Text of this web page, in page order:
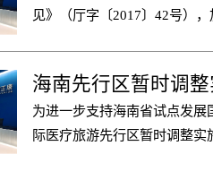
见》（厅字〔2017〕42号）
题工作要求》
海南先行区暂时调
为进一步支持海南省试点发
际医疗旅游先行区暂时调整